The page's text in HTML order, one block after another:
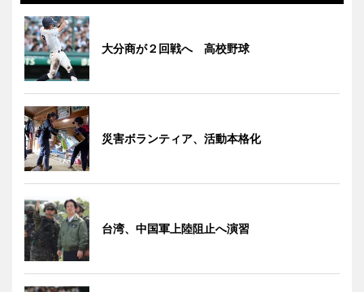
大分商が２回戦へ 高校野球
災害ボランティア、活動本格化
台湾、中国軍上陸阻止へ演習